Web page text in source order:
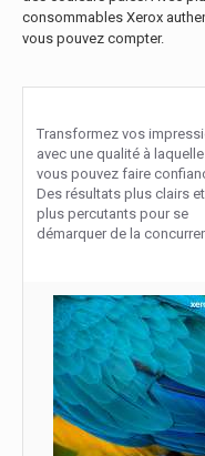
consommables Xerox
vous pouvez compter.
Transformez vos
avec une qualité à laquelle
vous pouvez faire
Des résultats plus clairs et
plus percutants pour se
démarquer de la